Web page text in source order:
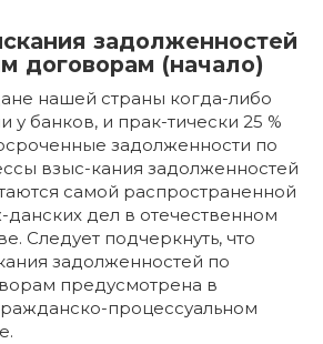
задолженностей
договорам (начало)
нашей страны когда-либо
банков, и прак-тически 25 %
задолженности по
взыс-кания задолженностей
самой распространенной
данских дел в отечественном
Следует подчеркнуть, что
задолженностей по
предусмотрена в
процессуальном